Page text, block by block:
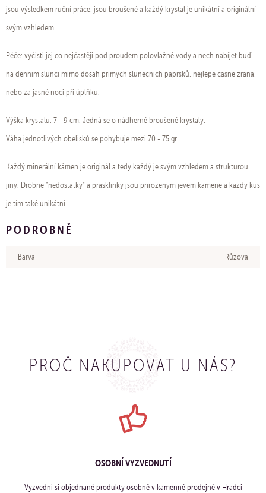
jsou výsledkem ruční práce, jsou broušené a každý krystal je unikátní a originální
svým vzhledem.
Péče: vyčisti jej co nejčastěji pod proudem polovlažné vody a nech nabíjet buď
na denním slunci mimo dosah přímých slunečních paprsků, nejlépe časně zrána,
nebo za jasné noci při úplňku.
Výška krystalu: 7 - 9 cm. Jedná se o nádherné broušené krystaly.
Váha jednotlivých obelisků se pohybuje mezi 70 - 75 gr.
Každý minerální kámen je originál a tedy každý je svým vzhledem a strukturou
jiný. Drobné "nedostatky" a prasklinky jsou přirozeným jevem kamene a každý kus
je tím také unikátní.
PODROBNĚ
Barva Růžová
PROČ NAKUPOVAT U NÁS?
OSOBNÍ VYZVEDNUTÍ
Vyzvedni si objednané produkty osobně v kamenné prodejně v Hradci